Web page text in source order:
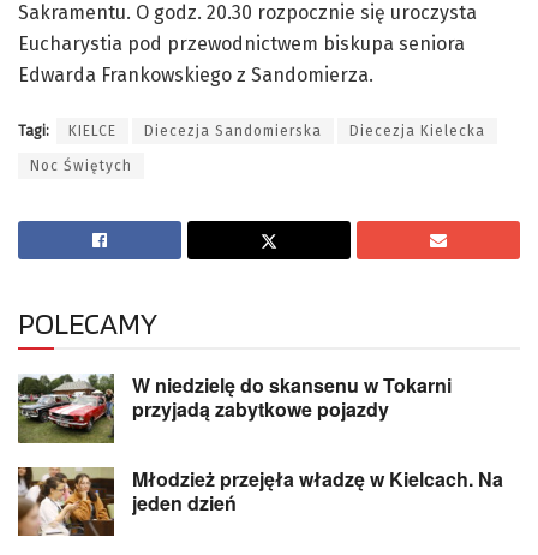
Sakramentu. O godz. 20.30 rozpocznie się uroczysta
Eucharystia pod przewodnictwem biskupa seniora
Edwarda Frankowskiego z Sandomierza.
Tagi: KIELCE Diecezja Sandomierska Diecezja Kielecka
Noc Świętych
POLECAMY
W niedzielę do skansenu w Tokarni
przyjadą zabytkowe pojazdy
Młodzież przejęła władzę w Kielcach. Na
jeden dzień